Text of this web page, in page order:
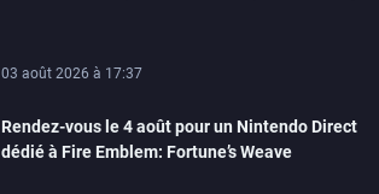
03 août 2026 à 17:37
Rendez-vous le 4 août pour un Nintendo Direct
dédié à Fire Emblem: Fortune’s Weave